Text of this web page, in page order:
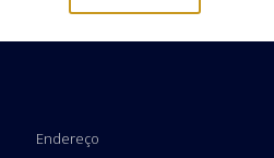
Endereço